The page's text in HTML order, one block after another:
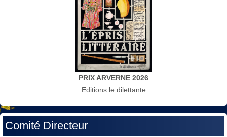
PRIX ARVERNE 2026
Editions le dilettante
Comité Directeur